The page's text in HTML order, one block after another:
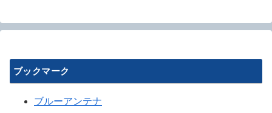
ブックマーク
ブルーアンテナ